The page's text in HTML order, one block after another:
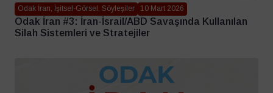
Odak İran, İşitsel-Görsel, Söyleşiler 10 Mart 2026
Odak İran #3: İran-İsrail/ABD Savaşında Kullanılan
Silah Sistemleri ve Stratejiler